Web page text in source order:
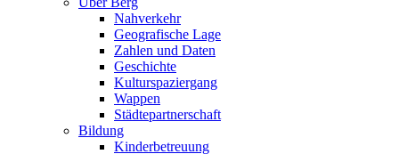
Nahverkehr
Geografische Lage
Zahlen und Daten
Geschichte
Kulturspaziergang
Wappen
Städtepartnerschaft
Bildung
Kinderbetreuung